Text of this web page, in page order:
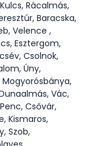
Rácalmás,
Baracska,
Velence ,
Esztergom,
Csolnok,
Úny,
Vác,
Csővár,
Kismaros,
Szob,